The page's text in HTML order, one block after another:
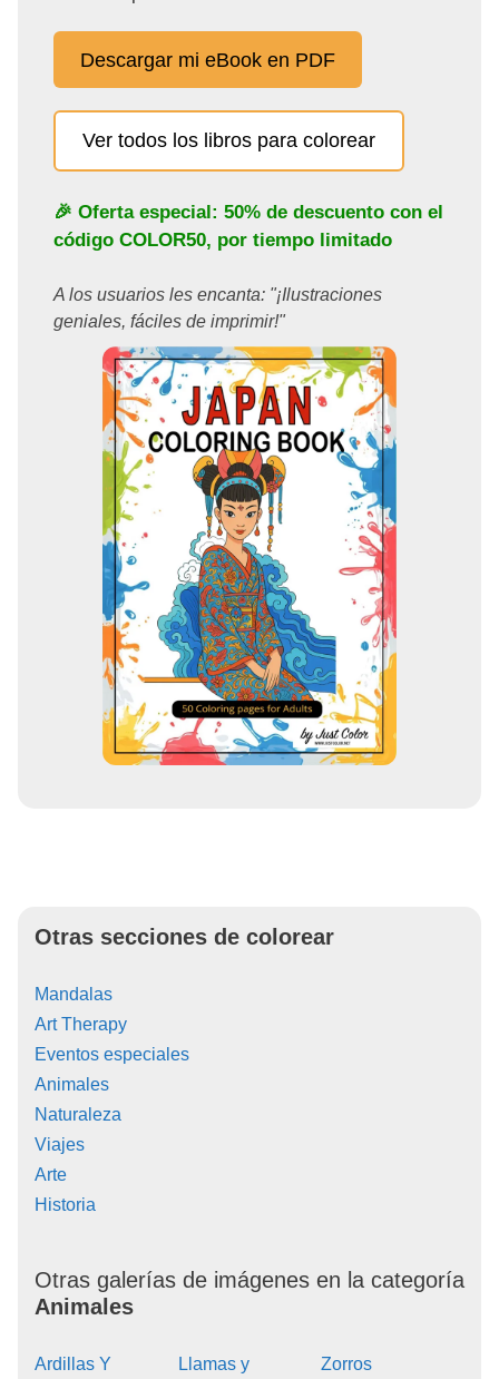
Descargar mi eBook en PDF
Ver todos los libros para colorear
🎉 Oferta especial: 50% de descuento con el
código COLOR50, por tiempo limitado
A los usuarios les encanta: "¡Ilustraciones
geniales, fáciles de imprimir!"
Otras secciones de colorear
Mandalas
Art Therapy
Eventos especiales
Animales
Naturaleza
Viajes
Arte
Historia
Otras galerías de imágenes en la categoría
Animales
Ardillas Y
Llamas y
Zorros